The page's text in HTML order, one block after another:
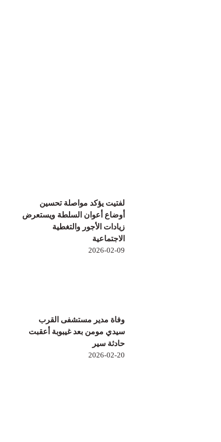
لفتيت يؤكد مواصلة تحسين
أوضاع أعوان السلطة ويستعرض
زيادات الأجور والتغطية
الاجتماعية
2026-02-09
وفاة مدير مستشفى القرب
سيدي مومن بعد غيبوبة أعقبت
حادثة سير
2026-02-20